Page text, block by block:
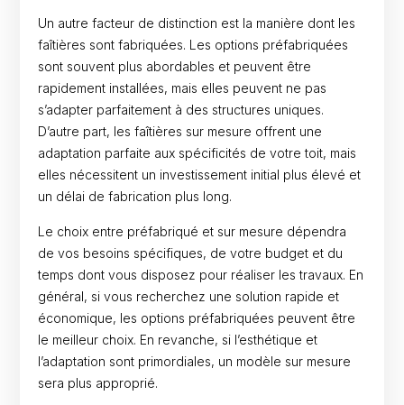
Un autre facteur de distinction est la manière dont les
faîtières sont fabriquées. Les options préfabriquées
sont souvent plus abordables et peuvent être
rapidement installées, mais elles peuvent ne pas
s’adapter parfaitement à des structures uniques.
D’autre part, les faîtières sur mesure offrent une
adaptation parfaite aux spécificités de votre toit, mais
elles nécessitent un investissement initial plus élevé et
un délai de fabrication plus long.
Le choix entre préfabriqué et sur mesure dépendra
de vos besoins spécifiques, de votre budget et du
temps dont vous disposez pour réaliser les travaux. En
général, si vous recherchez une solution rapide et
économique, les options préfabriquées peuvent être
le meilleur choix. En revanche, si l’esthétique et
l’adaptation sont primordiales, un modèle sur mesure
sera plus approprié.